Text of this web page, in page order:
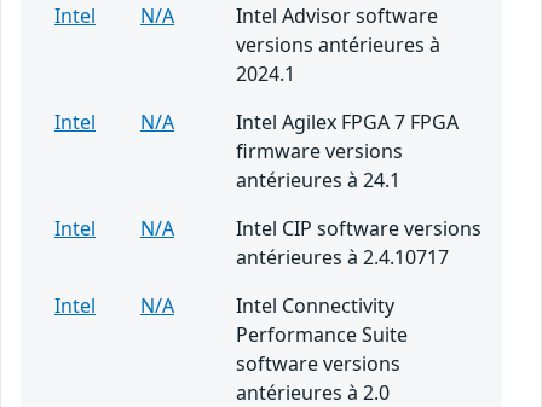
Intel
N/A
Intel Advisor software
versions antérieures à
2024.1
Intel
N/A
Intel Agilex FPGA 7 FPGA
firmware versions
antérieures à 24.1
Intel
N/A
Intel CIP software versions
antérieures à 2.4.10717
Intel
N/A
Intel Connectivity
Performance Suite
software versions
antérieures à 2.0